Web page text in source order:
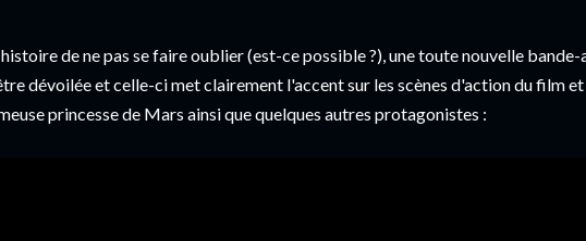
de ne pas se faire oublier (est-ce possible ?), une toute nouvelle
dévoilée et celle-ci met clairement l'accent sur les scènes d'action du film et
princesse de Mars ainsi que quelques autres protagonistes :